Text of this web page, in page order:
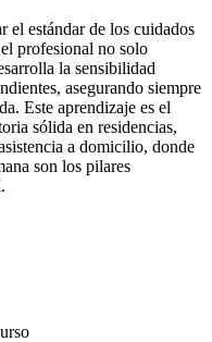
el estándar de los cuidados
profesional no solo
la sensibilidad
asegurando siempre
Este aprendizaje es el
sólida en residencias,
a domicilio, donde
son los pilares